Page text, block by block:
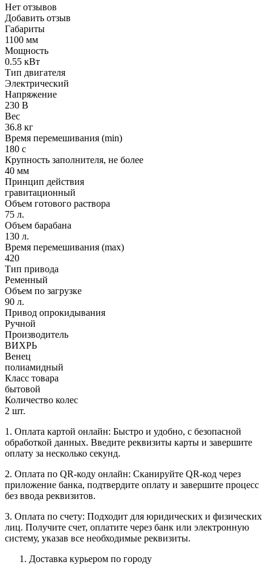
Нет отзывов
Добавить отзыв
Габариты
1100 мм
Мощность
0.55 кВт
Тип двигателя
Электрический
Напряжение
230 В
Вес
36.8 кг
Время перемешивания (min)
180 с
Крупность заполнителя, не более
40 мм
Принцип действия
гравитационный
Объем готового раствора
75 л.
Объем барабана
130 л.
Время перемешивания (max)
420
Тип привода
Ременный
Объем по загрузке
90 л.
Привод опрокидывания
Ручной
Производитель
ВИХРЬ
Венец
полиамидный
Класс товара
бытовой
Количество колес
2 шт.
1. Оплата картой онлайн: Быстро и удобно, с безопасной
обработкой данных. Введите реквизиты карты и завершите
оплату за несколько секунд.
2. Оплата по QR-коду онлайн: Сканируйте QR-код через
приложение банка, подтвердите оплату и завершите процесс
без ввода реквизитов.
3. Оплата по счету: Подходит для юридических и физических
лиц. Получите счет, оплатите через банк или электронную
систему, указав все необходимые реквизиты.
Доставка курьером по городу